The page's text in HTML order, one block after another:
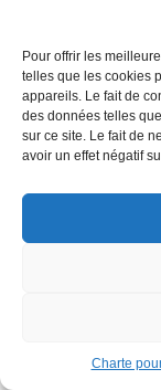
Pour offrir les
telles que les cookies
appareils. Le fait de
des données telles
sur ce site. Le fait de
avoir un effet négatif
Charte
© ALL RIGHTS